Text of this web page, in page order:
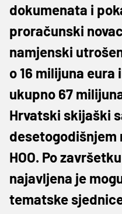
dokumenata i
proračunski
namjenski
o 16 milijuna eura
ukupno 67
Hrvatski skijaški
desetogodišnjem
HOO. Po
najavljena je
tematske